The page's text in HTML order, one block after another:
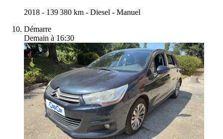
2018 - 139 380 km - Diesel - Manuel
Démarre
Demain à 16:30